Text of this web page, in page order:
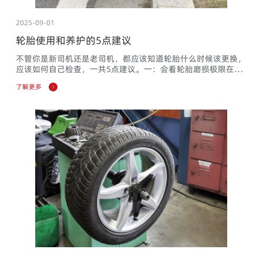
2025-09-01
轮胎使用和养护的5点建议
不管你是新司机还是老司机，都应该知道轮胎什么时候该更换，
应该如何自己检查，一共5点建议。一：会看轮胎磨损极限在轮
胎的花纹里分布了很多这么高的小台阶，这个台阶就代表着轮胎
的磨损极限。当这个轮胎胎纹变得很浅了，快接近台阶时，虽然
路面的时候，抓地能力会稍微差一点。要考虑更换了。二：会看
轮胎生产时间在轮胎边缘上找到这组数字，比如说这条轮胎上的
4220，就代...
了解更多